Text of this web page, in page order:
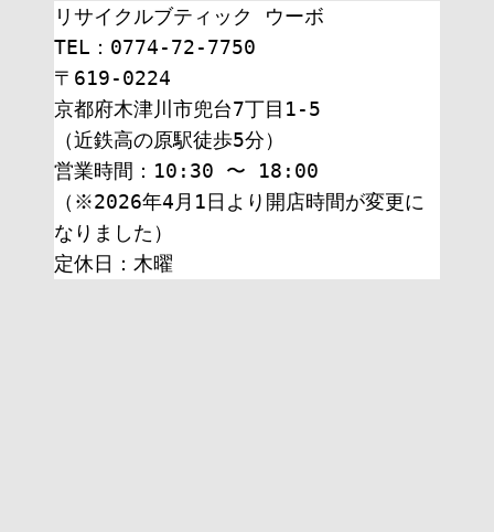
リサイクルブティック ウーボ
TEL：0774-72-7750
〒619-0224
京都府木津川市兜台7丁目1-5
（近鉄高の原駅徒歩5分）
営業時間：10:30 〜 18:00
（※2026年4月1日より開店時間が変更に
なりました）
定休日：木曜